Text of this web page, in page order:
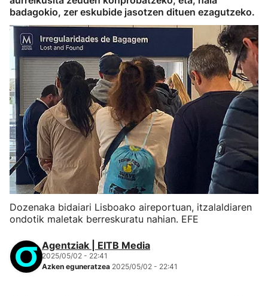
badagokio, zer eskubide jasotzen dituen ezagutzeko.
Dozenaka bidaiari Lisboako aireportuan, itzalaldiaren
ondotik maletak berreskuratu nahian. EFE
Agentziak | EITB Media
2025/05/02 - 22:41
Azken eguneratzea 2025/05/02 - 22:41